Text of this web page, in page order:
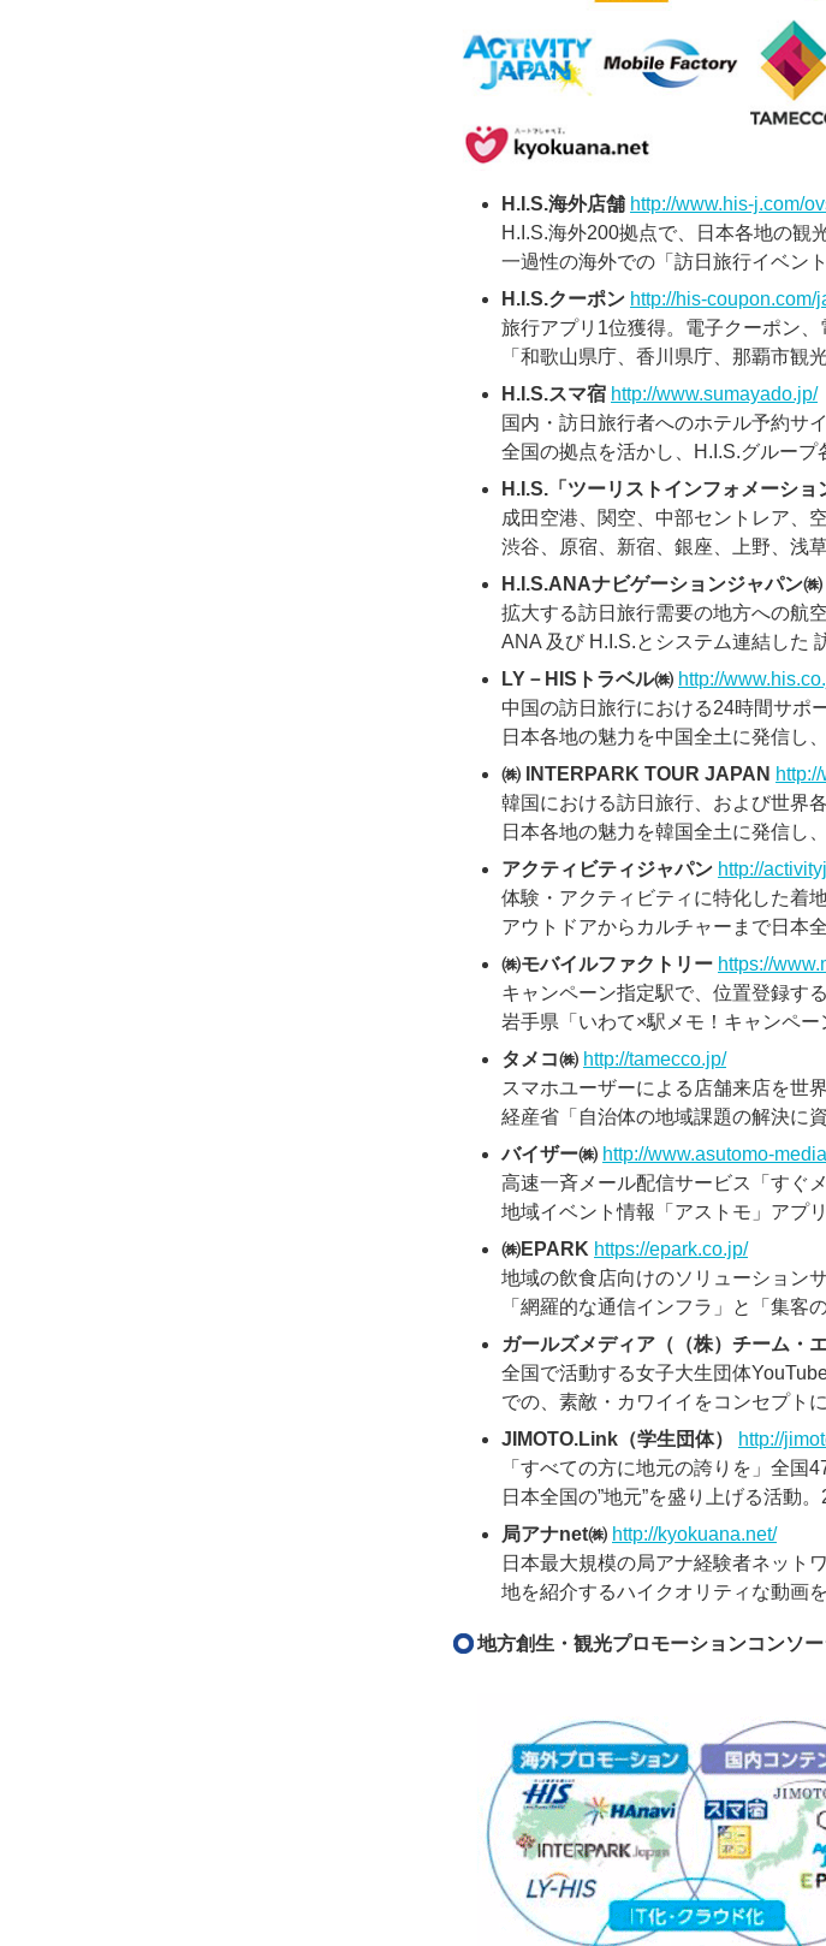
H.I.S.海外店舗 http://www.his-j.com/
H.I.S.海外200拠点で、日本各地の観
一過性の海外での「訪日旅行イベン
H.I.S.クーポン http://his-coupon.com/
旅行アプリ1位獲得。電子クーポン
「和歌山県庁、香川県庁、那覇市観
H.I.S.スマ宿 http://www.sumayado.jp/
国内・訪日旅行者へのホテル予約サイ
全国の拠点を活かし、H.I.S.グループ
H.I.S.「ツーリストインフォメーショ
成田空港、関空、中部セントレア、
渋谷、原宿、新宿、銀座、上野、浅
H.I.S.ANAナビゲーションジャパン
拡大する訪日旅行需要の地方への航
ANA 及び H.I.S.とシステム連結した
LY－HISトラベル㈱ http://
中国の訪日旅行における24時間サポ
日本各地の魅力を中国全土に発信し
㈱ INTERPARK TOUR JAPAN
韓国における訪日旅行、および世界
日本各地の魅力を韓国全土に発信し
アクティビティジャパン http://
体験・アクティビティに特化した着
アウトドアからカルチャーまで日本
㈱モバイルファクトリー https://
キャンペーン指定駅で、位置登録す
岩手県「いわて×駅メモ！キャンペ
タメコ㈱ http://tamecco.jp/
スマホユーザーによる店舗来店を世
経産省「自治体の地域課題の解決に
バイザー㈱ http://www.asutomo-
高速一斉メール配信サービス「すぐ
地域イベント情報「アストモ」アプ
㈱EPARK https://epark.co.jp/
地域の飲食店向けのソリューション
「網羅的な通信インフラ」と「集客
ガールズメディア（（株）チーム・エ
全国で活動する女子大生団体
での、素敵・カワイイをコンセプト
JIMOTO.Link（学生団体）
http://
「すべての方に地元の誇りを」全国
日本全国の”地元”を盛り上げる活動
局アナnet㈱ http://kyokuana.net/
日本最大規模の局アナ経験者ネット
地を紹介するハイクオリティな動画を
地方創生・観光プロモーションコンソ